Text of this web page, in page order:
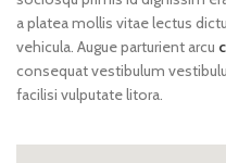
a platea mollis vitae lectus
vehicula. Augue parturient arcu
consequat vestibulum
facilisi vulputate litora.